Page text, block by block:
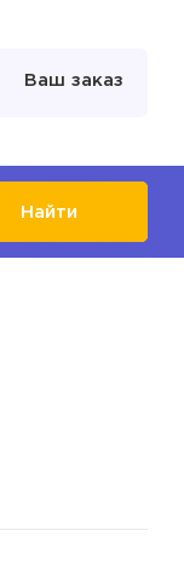
Ваш заказ
Найти